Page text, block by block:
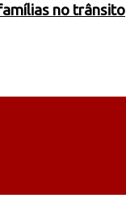
no trânsito